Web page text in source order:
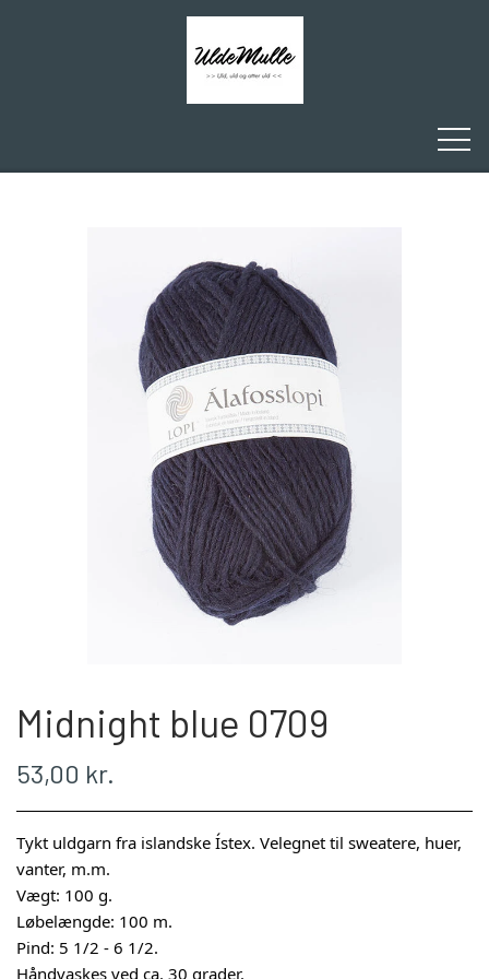
FORSIDE
ULDEMULLE
KONTAKT
WEBSHOP
PLÖTULOPI
1 CLASS
Midnight blue 0709
53,00 kr.
Tykt uldgarn fra islandske Ístex. Velegnet til sweatere, huer,
vanter, m.m.
Vægt: 100 g.
Løbelængde: 100 m.
Pind: 5 1/2 - 6 1/2.
Håndvaskes ved ca. 30 grader.